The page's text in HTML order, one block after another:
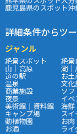
鹿児島県のスポット沖
詳細条件からツ
ジャンル
絶景スポット 絶景
山｜高原 湖｜
道の駅 お土
温泉 文化
商業施設 ソ
夜景 イ
美術館｜資料館 海鮮
キャンプ場 ス
動植物園 お肉
お酒 ライ